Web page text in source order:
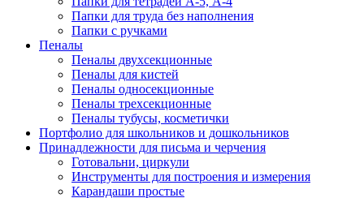
Папки для труда без наполнения
Папки с ручками
Пеналы
Пеналы двухсекционные
Пеналы для кистей
Пеналы односекционные
Пеналы трехсекционные
Пеналы тубусы, косметички
Портфолио для школьников и дошкольников
Принадлежности для письма и черчения
Готовальни, циркули
Инструменты для построения и измерения
Карандаши простые